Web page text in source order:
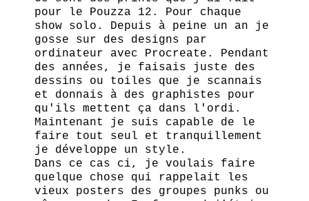
pour le Pouzza 12. Pour chaque
show solo. Depuis à peine un an je
gosse sur des designs par
ordinateur avec Procreate. Pendant
des années, je faisais juste des
dessins ou toiles que je scannais
et donnais à des graphistes pour
qu'ils mettent ça dans l'ordi.
Maintenant je suis capable de le
faire tout seul et tranquillement
je développe un style.
Dans ce cas ci, je voulais faire
quelque chose qui rappelait les
vieux posters des groupes punks ou